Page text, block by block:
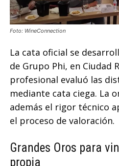
Foto: WineConnection
La cata oficial se
de Grupo Phi, en Ciudad
profesional evaluó las
mediante cata ciega. La
además el rigor técnico
el proceso de valoración.
Grandes Oros para
propia